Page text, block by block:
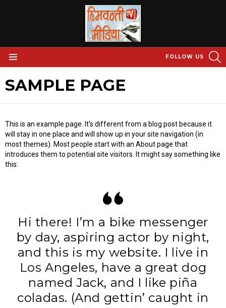
FOLLOW US
SAMPLE PAGE
This is an example page. It’s different from a blog post because it
will stay in one place and will show up in your site navigation (in
most themes). Most people start with an About page that
introduces them to potential site visitors. It might say something like
this:
Hi there! I’m a bike messenger
by day, aspiring actor by night,
and this is my website. I live in
Los Angeles, have a great dog
named Jack, and I like piña
coladas. (And gettin’ caught in